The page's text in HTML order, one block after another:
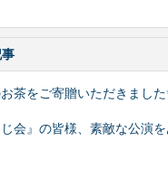
茶をご寄贈いただきました
じ会』の皆様、素敵な公演